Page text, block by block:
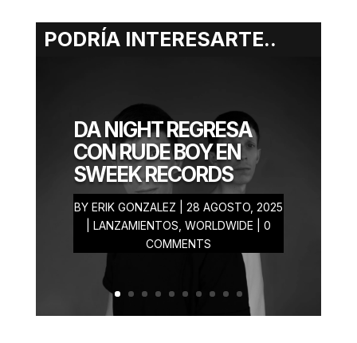
GONZALEZ
JULIO 07, 2025
PODRÍA INTERESARTE..
DA NIGHT REGRESA
CON RUDE BOY EN
SWEEK RECORDS
BY ERIK GONZALEZ
28 AGOSTO, 2025
LANZAMIENTOS WORLDWIDE | 0
COMMENTS